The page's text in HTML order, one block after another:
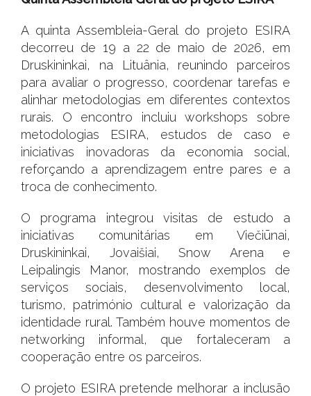
A quinta Assembleia-Geral do projeto ESIRA
decorreu de 19 a 22 de maio de 2026, em
Druskininkai, na Lituânia, reunindo parceiros
para avaliar o progresso, coordenar tarefas e
alinhar metodologias em diferentes contextos
rurais. O encontro incluiu workshops sobre
metodologias ESIRA, estudos de caso e
iniciativas inovadoras da economia social,
reforçando a aprendizagem entre pares e a
troca de conhecimento.
O programa integrou visitas de estudo a
iniciativas comunitárias em Viečiūnai,
Druskininkai, Jovaišiai, Snow Arena e
Leipalingis Manor, mostrando exemplos de
serviços sociais, desenvolvimento local,
turismo, património cultural e valorização da
identidade rural. Também houve momentos de
networking informal, que fortaleceram a
cooperação entre os parceiros.
O projeto ESIRA pretende melhorar a inclusão